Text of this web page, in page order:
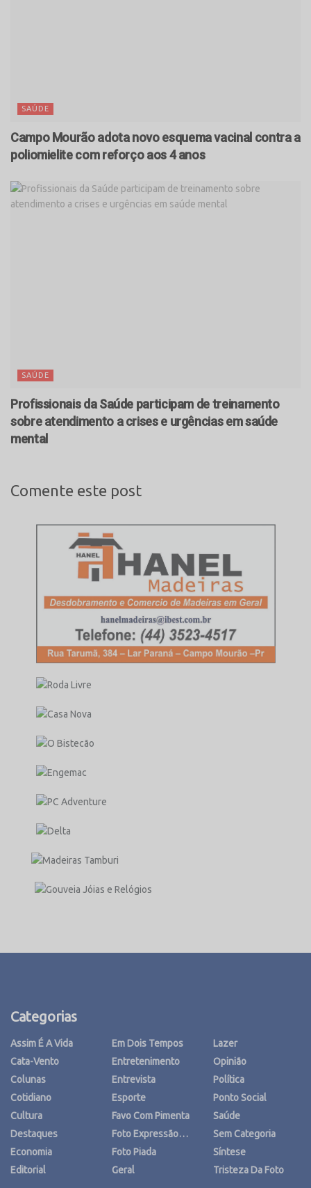
SAÚDE
Campo Mourão adota novo esquema vacinal contra a
poliomielite com reforço aos 4 anos
SAÚDE
Profissionais da Saúde participam de treinamento
sobre atendimento a crises e urgências em saúde
mental
Comente este post
Categorias
Assim É A Vida
Cata-Vento
Colunas
Cotidiano
Cultura
Destaques
Economia
Editorial
Em Dois Tempos
Entretenimento
Entrevista
Esporte
Favo Com Pimenta
Foto Expressão…
Foto Piada
Geral
Lazer
Opinião
Política
Ponto Social
Saúde
Sem Categoria
Síntese
Tristeza Da Foto